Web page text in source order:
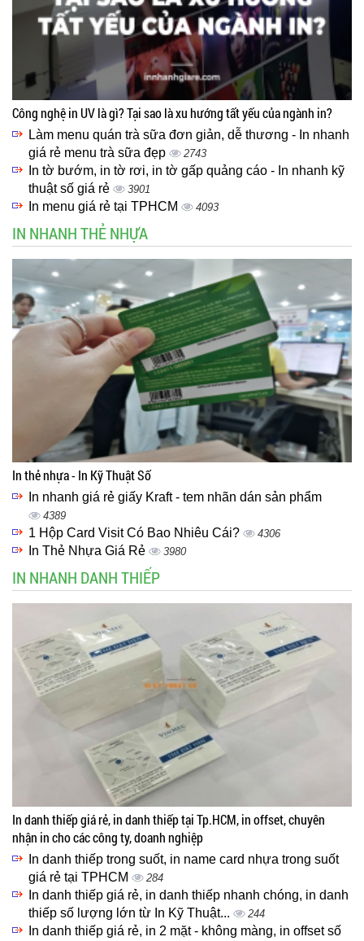
Công nghệ in UV là gì? Tại sao là xu hướng tất yếu của ngành in?
Làm menu quán trà sữa đơn giản, dễ thương - In nhanh
giá rẻ menu trà sữa đẹp
2743
In tờ bướm, in tờ rơi, in tờ gấp quảng cáo - In nhanh kỹ
thuật số giá rẻ
3901
In menu giá rẻ tại TPHCM 4093
IN NHANH THẺ NHỰA
In thẻ nhựa - In Kỹ Thuật Số
In nhanh giá rẻ giấy Kraft - tem nhãn dán sản phẩm
4389
1 Hộp Card Visit Có Bao Nhiêu Cái? 4306
In Thẻ Nhựa Giá Rẻ 3980
IN NHANH DANH THIẾP
In danh thiếp giá rẻ, in danh thiếp tại Tp.HCM, in offset, chuyên
nhận in cho các công ty, doanh nghiệp
In danh thiếp trong suốt, in name card nhựa trong suốt
giá rẻ tại TPHCM
284
In danh thiếp giá rẻ, in danh thiếp nhanh chóng, in danh
thiếp số lượng lớn từ In Kỹ Thuật...
244
In danh thiếp giá rẻ, in 2 mặt - không màng, in offset số